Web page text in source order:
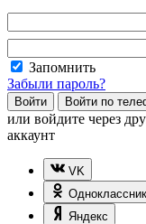
Запомнить
Забыли пароль?
Войти Войти по
или войдите через
аккаунт
VK
Яндекс